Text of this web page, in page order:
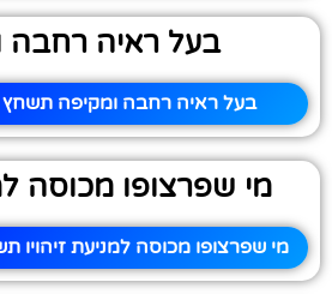
בעל ראיה רחבה
בעל ראיה רחבה ומקיפה תשחץ
מי שפרצופו מכוסה
מי שפרצופו מכוסה למניעת זיהויו